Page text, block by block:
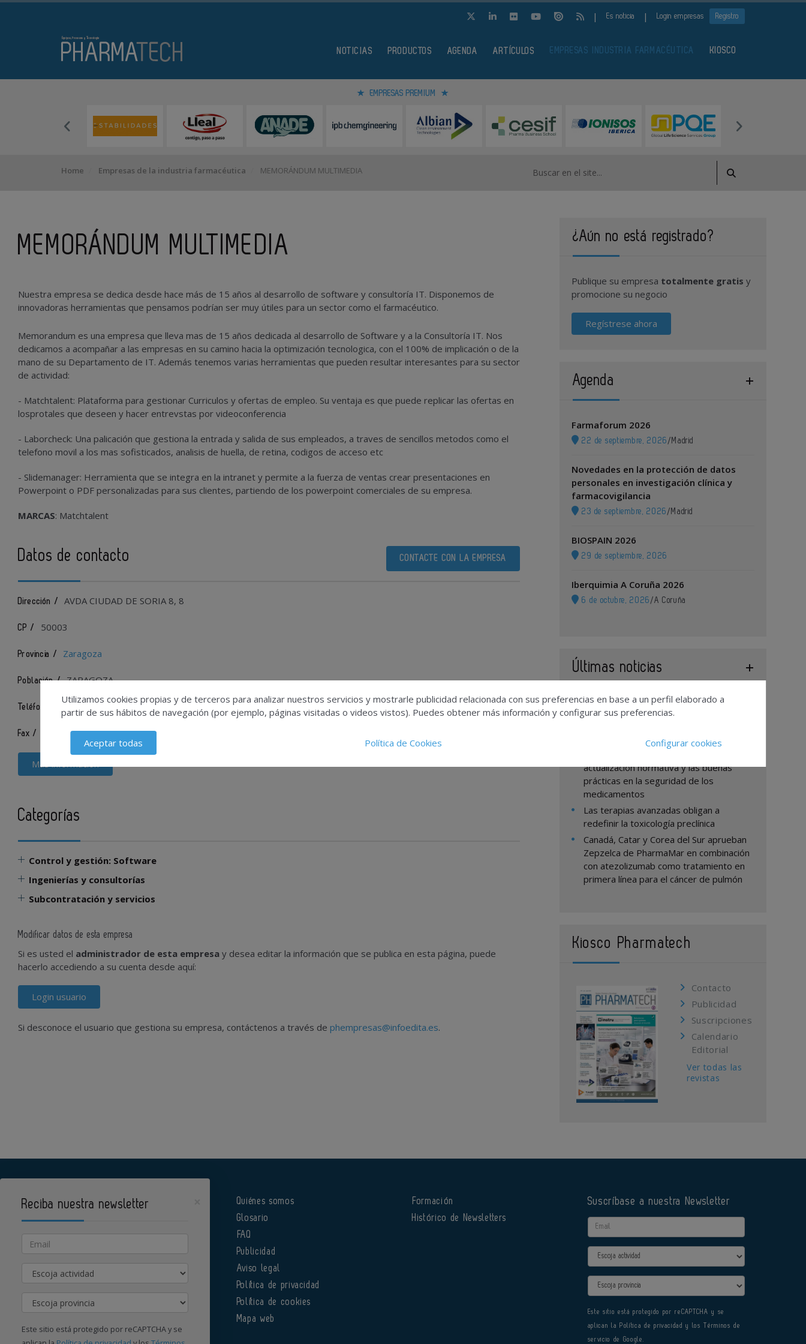
| Es noticia | Login empresas Registro
NOTICIAS PRODUCTOS AGENDA ARTÍCULOS EMPRESAS INDUSTRIA FARMACÉUTICA KIOSCO
EMPRESAS PREMIUM
Home Empresas de la industria farmacéutica MEMORÁNDUM MULTIMEDIA
MEMORÁNDUM MULTIMEDIA
Nuestra empresa se dedica desde hace más de 15 años al desarrollo de software y consultoría IT. Disponemos de
innovadoras herramientas que pensamos podrían ser muy útiles para un sector como el farmacéutico.
Memorandum es una empresa que lleva mas de 15 años dedicada al desarrollo de Software y a la Consultoría IT. Nos
dedicamos a acompañar a las empresas en su camino hacia la optimización tecnologica, con el 100% de implicación o de la
mano de su Departamento de IT. Además tenemos varias herramientas que pueden resultar interesantes para su sector
de actividad:
- Matchtalent: Plataforma para gestionar Curriculos y ofertas de empleo. Su ventaja es que puede replicar las ofertas en
losprotales que deseen y hacer entrevstas por videoconferencia
- Laborcheck: Una palicación que gestiona la entrada y salida de sus empleados, a traves de sencillos metodos como el
telefono movil a los mas sofisticados, analisis de huella, de retina, codigos de acceso etc
- Slidemanager: Herramienta que se integra en la intranet y permite a la fuerza de ventas crear presentaciones en
Powerpoint o PDF personalizadas para sus clientes, partiendo de los powerpoint comerciales de su empresa.
MARCAS: Matchtalent
Datos de contacto CONTACTE CON LA EMPRESA
Dirección / AVDA CIUDAD DE SORIA 8, 8
CP / 50003
Provincia / Zaragoza
Población / ZARAGOZA
Teléfono / 646789538
Fax / 646789538
Más información
Categorías
Control y gestión: Software
Ingenierías y consultorías
Subcontratación y servicios
Modificar datos de esta empresa
Si es usted el administrador de esta empresa y desea editar la información que se publica en esta página, puede
hacerlo accediendo a su cuenta desde aquí:
Login usuario
Si desconoce el usuario que gestiona su empresa, contáctenos a través de phempresas@infoedita.es.
¿Aún no está registrado?
Publique su empresa totalmente gratis y
promocione su negocio
Regístrese ahora
Agenda
Farmaforum 2026
22 de septiembre, 2026 / Madrid
Novedades en la protección de datos
personales en investigación clínica y
farmacovigilancia
23 de septiembre, 2026 / Madrid
BIOSPAIN 2026
29 de septiembre, 2026
Iberquimia A Coruña 2026
6 de octubre, 2026 /A Coruña
Últimas noticias
La séptima edición de los Premios UNO
líderes de la logística nacional
actualización normativa y las buenas
prácticas en la seguridad de los
medicamentos
Las terapias avanzadas obligan a
redefinir la toxicología preclínica
Canadá, Catar y Corea del Sur aprueban
Zepzelca de PharmaMar en combinación
con atezolizumab como tratamiento en
primera línea para el cáncer de pulmón
Kiosco Pharmatech
Contacto
Publicidad
Suscripciones
Calendario
Editorial
Ver todas las
revistas
Órgano institucional de la AEFI
Quiénes somos
Glosario
FAQ
Publicidad
Aviso legal
Política de privacidad
Política de cookies
Mapa web
Formación
Histórico de Newsletters
Suscríbase a nuestra Newsletter
Email
Actividad
Provincia
Este sitio está protegido por reCAPTCHA y se
aplican la Política de privacidad y los Términos de
servicio de Google.
Utilizamos cookies propias y de terceros para analizar nuestros servicios y mostrarle publicidad relacionada con sus preferencias en base a un perfil elaborado a
partir de sus hábitos de navegación (por ejemplo, páginas visitadas o videos vistos). Puedes obtener más información y configurar sus preferencias.
Aceptar todas Política de Cookies Configurar cookies
Reciba nuestra newsletter
Email
Actividad
Provincia
Este sitio está protegido por reCAPTCHA y se